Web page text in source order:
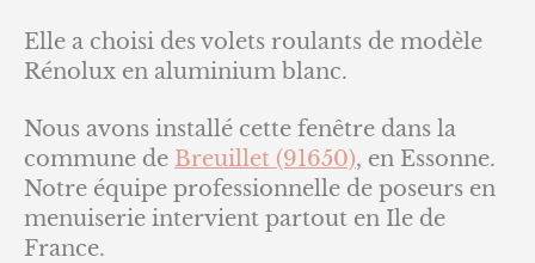
Elle a choisi des volets roulants de modèle
Rénolux en aluminium blanc.
Nous avons installé cette fenêtre dans la
commune de Breuillet (91650), en Essonne.
Notre équipe professionnelle de poseurs en
menuiserie intervient partout en Ile de
France.